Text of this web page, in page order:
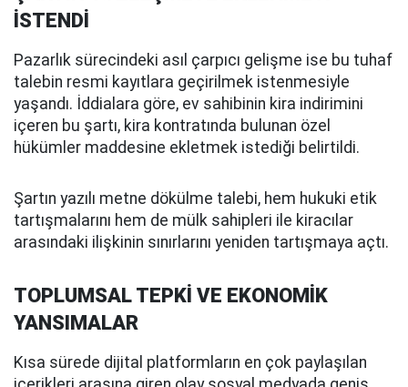
İSTENDİ
Pazarlık sürecindeki asıl çarpıcı gelişme ise bu tuhaf
talebin resmi kayıtlara geçirilmek istenmesiyle
yaşandı. İddialara göre, ev sahibinin kira indirimini
içeren bu şartı, kira kontratında bulunan özel
hükümler maddesine ekletmek istediği belirtildi.
Şartın yazılı metne dökülme talebi, hem hukuki etik
tartışmalarını hem de mülk sahipleri ile kiracılar
arasındaki ilişkinin sınırlarını yeniden tartışmaya açtı.
TOPLUMSAL TEPKİ VE EKONOMİK
YANSIMALAR
Kısa sürede dijital platformların en çok paylaşılan